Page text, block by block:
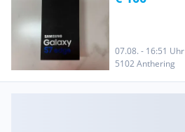
07.08. - 16:51 Uhr
5102 Anthering